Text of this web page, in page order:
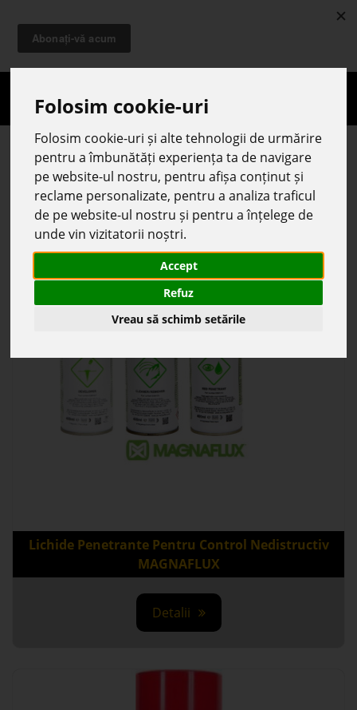
Folosim cookie-uri
Folosim cookie-uri și alte tehnologii de urmărire
pentru a îmbunătăți experiența ta de navigare
pe website-ul nostru, pentru afișa conținut și
reclame personalizate, pentru a analiza traficul
de pe website-ul nostru și pentru a înțelege de
unde vin vizitatorii noștri.
Accept
Refuz
Vreau să schimb setările
Toggle
Lichide penetrante (PT)
Lichide penetrante (PT)
Lichide Penetrante Pentru Control Nedistructiv
MAGNAFLUX